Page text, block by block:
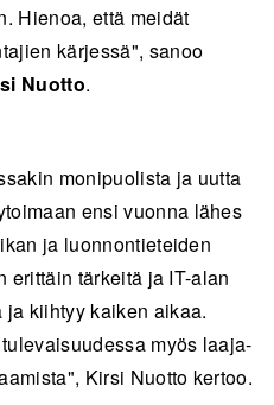
Hienoa, että meidät
kärjessä", sanoo
Nuotto.
monipuolista ja uutta
ensi vuonna lähes
ja luonnontieteiden
erittäin tärkeitä ja IT-alan
kiihtyy kaiken aikaa.
myös laaja-
Kirsi Nuotto kertoo.